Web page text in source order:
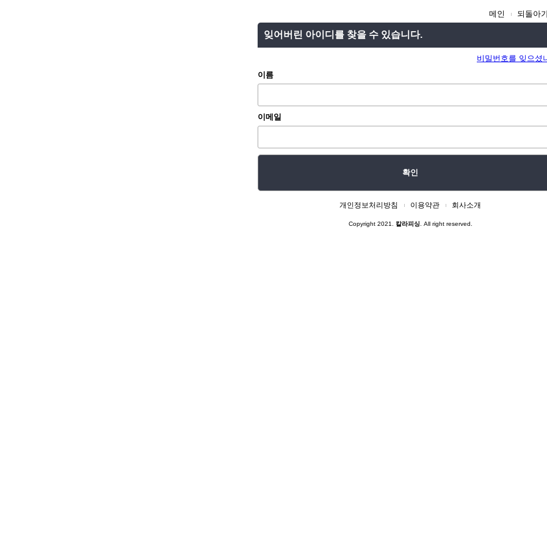
메인 되돌아
잊어버린 아이디를 찾을 수 있습니다.
비밀번호를 잊으셨
이름
이메일
확인
개인정보처리방침 이용약관 회사소개
Copyright 2021. 칼라피싱 . All right reserved.